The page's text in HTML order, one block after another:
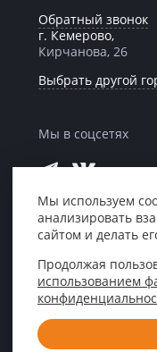
Обратный звонок
г. Кемерово,
Кирчанова, 26
Выбрать другой
Мы в соцсетях
Мы в рейтинге
«Право 300»
Центр правовой
Кемерово, 2007—2026
Мы используем
анализировать
сайтом и делать
Продолжая
использованием